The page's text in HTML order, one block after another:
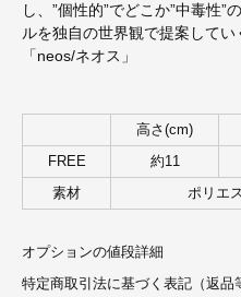
し、”個性的”でどこか”中毒性
ルを独自の世界観で提案してい
「neos/ネオス」
高さ(cm)
FREE 約11
素材 ポリエ
オプションの値段詳細
特定商取引法に基づく表記（返品